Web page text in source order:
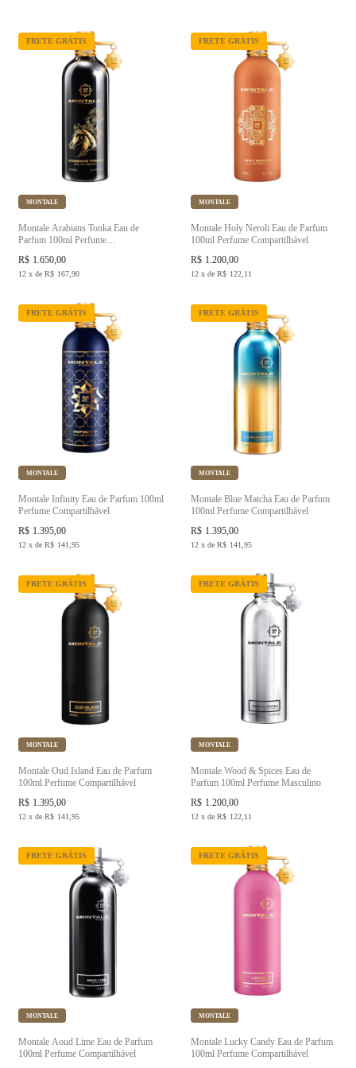
FRETE GRÁTIS
MONTALE
Montale Arabians Tonka Eau de
Parfum 100ml Perfume
R$ 1.650,00
12 x de R$ 167,90
FRETE GRÁTIS
MONTALE
Montale Holy Neroli Eau de Parfum
100ml Perfume Compartilhável
R$ 1.200,00
12 x de R$ 122,11
FRETE GRÁTIS
MONTALE
Montale Infinity Eau de Parfum 100ml
Perfume Compartilhável
R$ 1.395,00
12 x de R$ 141,95
FRETE GRÁTIS
MONTALE
Montale Blue Matcha Eau de Parfum
100ml Perfume Compartilhável
R$ 1.395,00
12 x de R$ 141,95
FRETE GRÁTIS
MONTALE
Montale Oud Island Eau de Parfum
100ml Perfume Compartilhável
R$ 1.395,00
12 x de R$ 141,95
FRETE GRÁTIS
MONTALE
Montale Wood & Spices Eau de
Parfum 100ml Perfume Masculino
R$ 1.200,00
12 x de R$ 122,11
FRETE GRÁTIS
MONTALE
Montale Aoud Lime Eau de Parfum
100ml Perfume Compartilhável
FRETE GRÁTIS
MONTALE
Montale Lucky Candy Eau de Parfum
100ml Perfume Compartilhável